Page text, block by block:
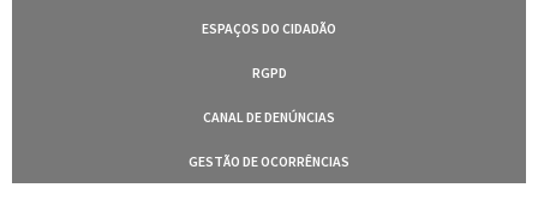
ESPAÇOS DO CIDADÃO
RGPD
CANAL DE DENÚNCIAS
GESTÃO DE OCORRÊNCIAS